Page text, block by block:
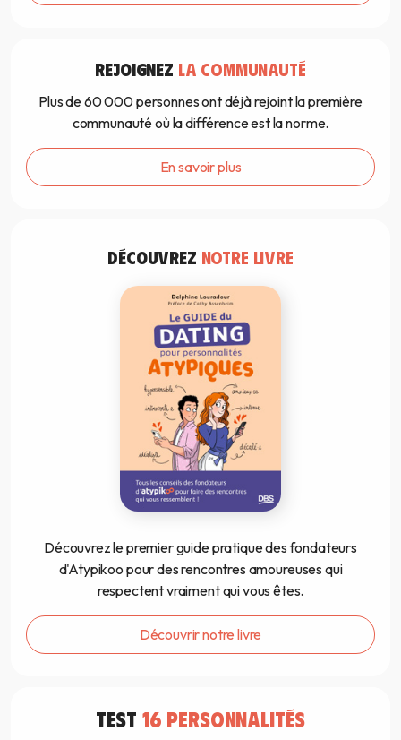
REJOIGNEZ LA COMMUNAUTÉ
Plus de 60 000 personnes ont déjà rejoint la première
communauté où la différence est la norme.
En savoir plus
DÉCOUVREZ NOTRE LIVRE
Découvrez le premier guide pratique des fondateurs
d'Atypikoo pour des rencontres amoureuses qui
respectent vraiment qui vous êtes.
Découvrir notre livre
TEST 16 PERSONNALITÉS